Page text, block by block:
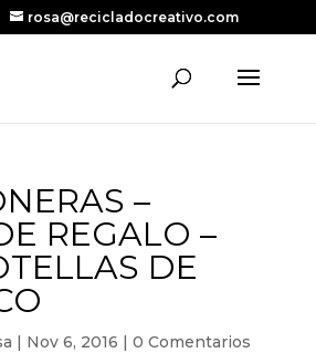
rosa@recicladocreativo.com
–
REGALO –
DE
| Nov 6, 2016 | 0 Comentarios